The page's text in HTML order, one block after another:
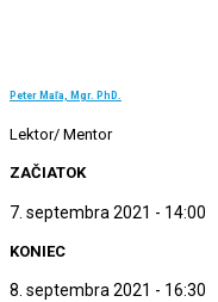
Peter Maľa, Mgr. PhD.
Lektor/ Mentor
ZAČIATOK
7. septembra 2021 - 14:00
KONIEC
8. septembra 2021 - 16:30